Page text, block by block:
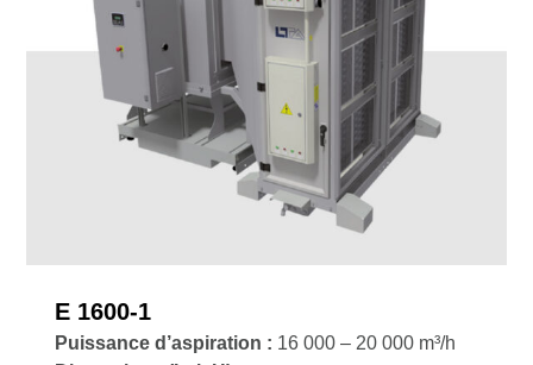
E 1600-1
Puissance d’aspiration : 16 000 – 20 000 m³/h